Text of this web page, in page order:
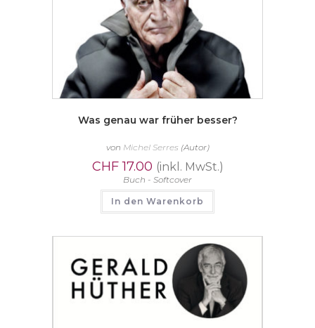
Was genau war früher besser?
von Michel Serres (Autor)
CHF17.00 (inkl. MwSt.)
Buch - Softcover
In den Warenkorb